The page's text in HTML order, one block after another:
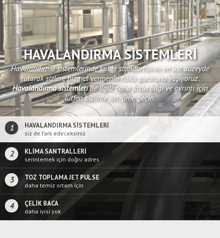
KLİMA SANTRALLERİ
Atmosferden alınan bir hava kütlesinin, farklı koşullandırmalar
neticesinde gerekli ortama aktarılmasına yardımcı olan cihaza,
klima santraliadı verilmektedir.
1 HAVALANDIRMA SİSTEMLERİ
siz de fark edeceksiniz
2 KLİMA SANTRALLERİ
serinlemek için doğru adres
3 TOZ TOPLAMA JET PULSE
daha temiz ortam için
4 ÇELİK BACA
daha iyisi yok